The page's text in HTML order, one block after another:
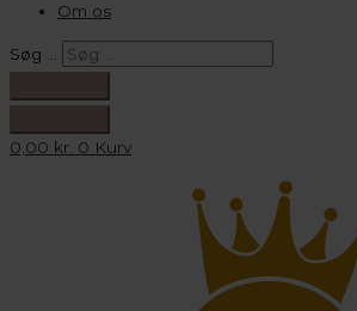
Om os
Søg …
0,00 kr. 0 Kurv